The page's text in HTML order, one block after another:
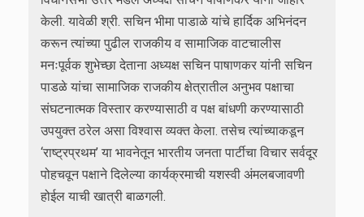
केली. यावेळी श्री. सचिन भीमा पाडाळे यांचे हार्दिक अभिनंदन
करून त्यांच्या पुढील राजकीय व सामाजिक वाटचालीस
मनःपूर्वक शुभेच्छा देताना अध्यक्ष सचिन पाषाणकर यांनी सचिन
पाडळे यांचा सामाजिक राजकीय क्षेत्रातील अनुभव पक्षाचा
संघटनात्मक विस्तार करण्यासाठी व पक्ष बांधणी करण्यासाठी
उपयुक्त ठरेल असा विश्वास व्यक्त केला. तसेच त्यांच्याकडून
‘राष्ट्रप्रथम’ या भावनेतून भारतीय जनता पार्टीचा विचार सर्वदूर
पोहचवून पक्षाने दिलेल्या कार्यक्रमाची यशस्वी अंमलबजावणी
होईल याची खात्री बाळगली.